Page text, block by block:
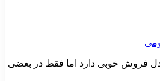
فروش خوبی دارد اما فقط در بعضی